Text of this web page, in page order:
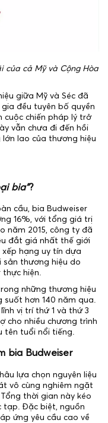
của cả Mỹ và Cộng Hòa
giữa Mỹ và Séc đã
đều tuyên bố quyền
cuộc chiến pháp lý trở
vẫn chưa đi đến hồi
lao của thương hiệu
bia”?
cầu, bia Budweiser
16%, với tổng giá trị
năm 2015, công ty đã
đắt giá nhất thế giới
hạng uy tín dựa
sản thương hiệu do
hiện.
những thương hiệu
hơn 140 năm qua.
vị trí thứ 1 và thứ 3
cho nhiều chương trình
tên tuổi nổi tiếng.
bia Budweiser
lựa chọn nguyên liệu
vô cùng nghiêm ngặt
thời gian này kéo
tạp. Đặc biệt, nguồn
ứng yêu cầu cao về